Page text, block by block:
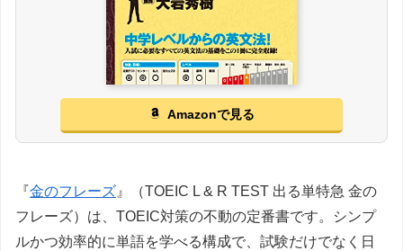
Amazonで見る
『金のフレーズ 』（TOEIC L & R TEST 出る単特急 金の
フレーズ）は、TOEIC対策の不動の定番書です。シンプ
ルかつ効率的に単語を学べる構成で、試験だけでなく日